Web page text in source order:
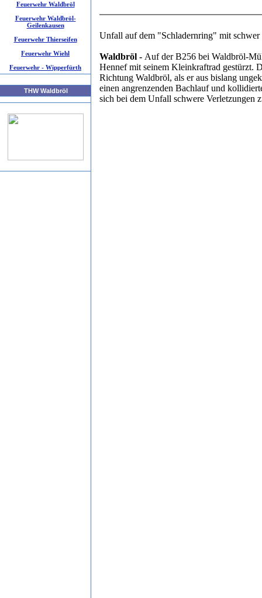
Feuerwehr Waldbröl
Feuerwehr Waldbröl-
Geilenkausen
Feuerwehr Thierseifen
Feuerwehr Wiehl
Feuerwehr - Wipperfürth
THW Waldbröl
Unfall auf dem "Schladernring" mit
Waldbröl - Auf der B256 bei Waldbröl-
Hennef mit seinem Kleinkraftrad gestürzt.
Richtung Waldbröl, als er aus bislang
einen angrenzenden Bachlauf und
sich bei dem Unfall schwere Verletzungen